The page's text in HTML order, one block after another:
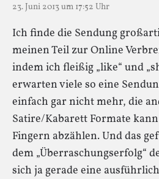
23. Juni 2013 um 17:52 Uhr
Ich finde die Sendung
meinen Teil zur Online
indem ich fleißig „like“ und
erwarten viele so eine
einfach gar nicht mehr, die
Satire/Kabarett Formate
Fingern abzählen. Und das
dem „Überraschungserfolg“
sich ja gerade eine